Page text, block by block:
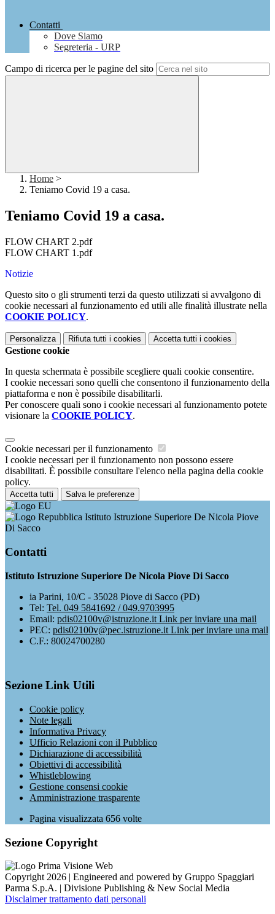
Contatti
Dove Siamo
Segreteria - URP
Campo di ricerca per le pagine del sito
Home >
Teniamo Covid 19 a casa.
Teniamo Covid 19 a casa.
FLOW CHART 2.pdf
FLOW CHART 1.pdf
Notizie
Questo sito o gli strumenti terzi da questo utilizzati si avvalgono di
cookie necessari al funzionamento ed utili alle finalità illustrate nella
COOKIE POLICY.
Personalizza Rifiuta tutti i cookies Accetta tutti i cookies
Gestione cookie
In questa schermata è possibile scegliere quali cookie consentire.
I cookie necessari sono quelli che consentono il funzionamento della
piattaforma e non è possibile disabilitarli.
Per conoscere quali sono i cookie necessari al funzionamento potete
visionare la COOKIE POLICY.
Cookie necessari per il funzionamento
I cookie necessari per il funzionamento non possono essere
disabilitati. È possibile consultare l'elenco nella pagina della cookie
policy.
Accetta tutti Salva le preferenze
Istituto Istruzione Superiore De Nicola Piove
Di Sacco
Contatti
Istituto Istruzione Superiore De Nicola Piove Di Sacco
ia Parini, 10/C - 35028 Piove di Sacco (PD)
Tel: Tel. 049 5841692 / 049.9703995
Email: pdis02100v@istruzione.it Link per inviare una mail
PEC: pdis02100v@pec.istruzione.it Link per inviare una mail
C.F.: 80024700280
Sezione Link Utili
Cookie policy
Note legali
Informativa Privacy
Ufficio Relazioni con il Pubblico
Dichiarazione di accessibilità
Obiettivi di accessibilità
Whistleblowing
Gestione consensi cookie
Amministrazione trasparente
Pagina visualizzata 656 volte
Sezione Copyright
Copyright 2026 | Engineered and powered by Gruppo Spaggiari
Parma S.p.A. | Divisione Publishing & New Social Media
Disclaimer trattamento dati personali